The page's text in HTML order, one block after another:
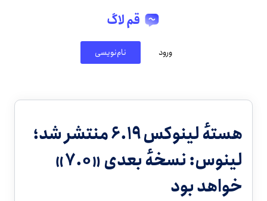
قم لاگ
ورود نام‌نویسی
هستهٔ لینوکس ۶.۱۹ منتشر شد؛
لینوس: نسخهٔ بعدی «۷.۰»
خواهد بود